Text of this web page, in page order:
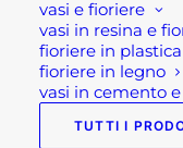
vasi e fioriere
vasi in resina e
fioriere in
fioriere in legno
vasi in cemento
TUTTI I
Al contrario
zincato
funzionali.
resistente